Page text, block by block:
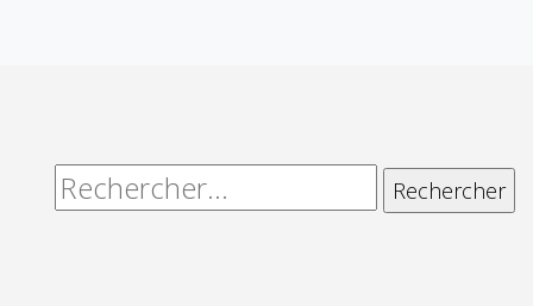
Rechercher :